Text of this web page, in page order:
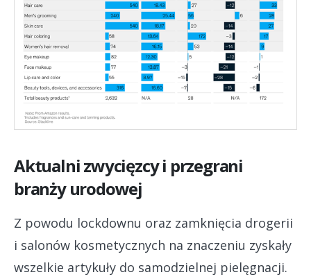
Aktualni zwycięzcy i przegrani
branży urodowej
Z powodu lockdownu oraz zamknięcia drogerii
i salonów kosmetycznych na znaczeniu zyskały
wszelkie artykuły do samodzielnej pielęgnacji.